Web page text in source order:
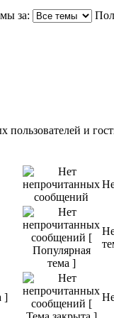
за:
пользователей и
]